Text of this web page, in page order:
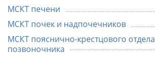
МСКТ печени
МСКТ почек и надпочечников
МСКТ пояснично-крестцового отдела
позвоночника